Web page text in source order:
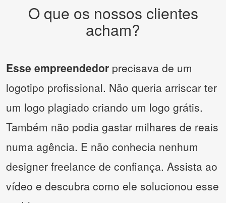
O que os nossos clientes
acham?
Esse empreendedor precisava de um
logotipo profissional. Não queria arriscar ter
um logo plagiado criando um logo grátis.
Também não podia gastar milhares de reais
numa agência. E não conhecia nenhum
designer freelance de confiança. Assista ao
vídeo e descubra como ele solucionou esse